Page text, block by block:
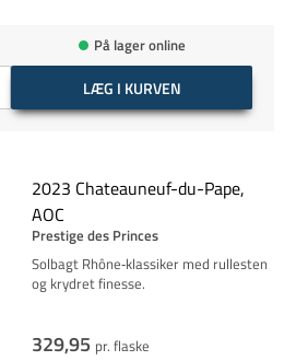
På lager online
LÆG I KURVEN
2023 Chateauneuf-du-Pape,
AOC
Prestige des Princes
Solbagt Rhône‑klassiker med rullesten
og krydret finesse.
329,95 pr. flaske